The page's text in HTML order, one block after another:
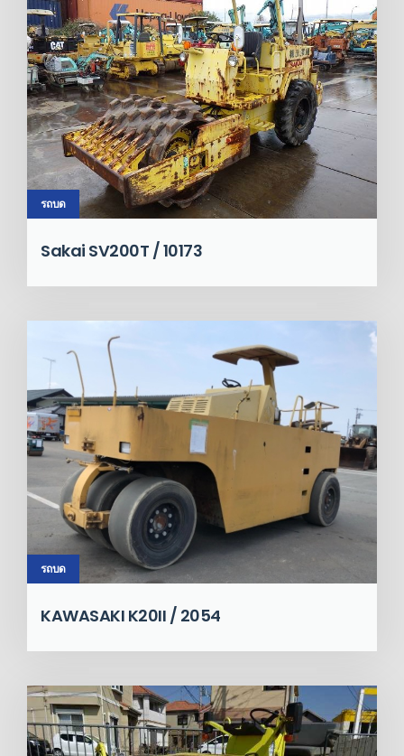
รถบด
Sakai SV200T / 10173
รถบด
KAWASAKI K20II / 2054